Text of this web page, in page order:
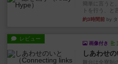
簡単に言うと
トを行う、と
約3時間前 by
レビュー
画像付き
しあわせの
舞台は全寮制